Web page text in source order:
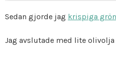
Sedan gjorde jag krispiga
Jag avslutade med lite